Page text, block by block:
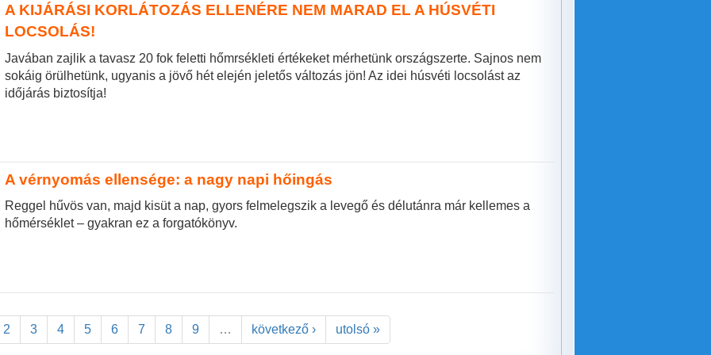
A KIJÁRÁSI KORLÁTOZÁS ELLENÉRE NEM MARAD EL A HÚSVÉTI
LOCSOLÁS!
Javában zajlik a tavasz 20 fok feletti hőmrsékleti értékeket mérhetünk országszerte. Sajnos nem
sokáig örülhetünk, ugyanis a jövő hét elején jeletős változás jön! Az idei húsvéti locsolást az
időjárás biztosítja!
A vérnyomás ellensége: a nagy napi hőingás
Reggel hűvös van, majd kisüt a nap, gyors felmelegszik a levegő és délutánra már kellemes a
hőmérséklet – gyakran ez a forgatókönyv.
2 3 4 5 6 7 8 9 … következő › utolsó »